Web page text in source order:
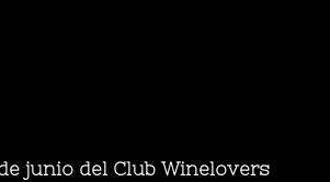
junio del Club Winelovers